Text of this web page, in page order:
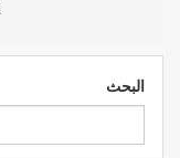
البحث